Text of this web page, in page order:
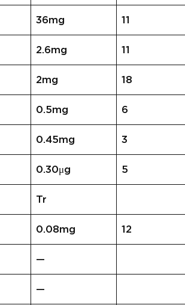
36mg 11
2.6mg 11
2mg 18
0.5mg 6
0.45mg 3
0.30μg 5
Tr
0.08mg 12
—
—